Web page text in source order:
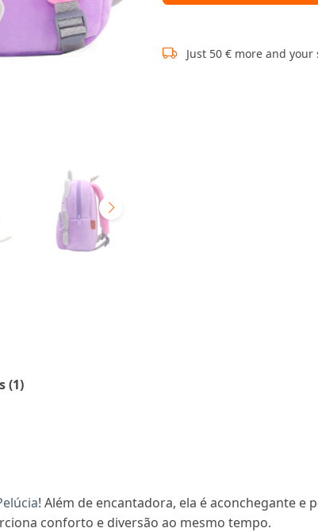
Just 50 € more and
(1)
! Além de encantadora, ela é aconchegante
conforto e diversão ao mesmo tempo.